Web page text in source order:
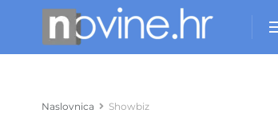
Naslovnica Showbiz